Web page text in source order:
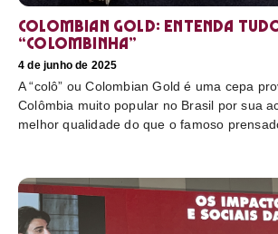
Colombian Gold: entenda
“colombinha”
4 de junho de 2025
A “colô” ou Colombian Gold é uma cepa
Colômbia muito popular no Brasil por sua
melhor qualidade do que o famoso